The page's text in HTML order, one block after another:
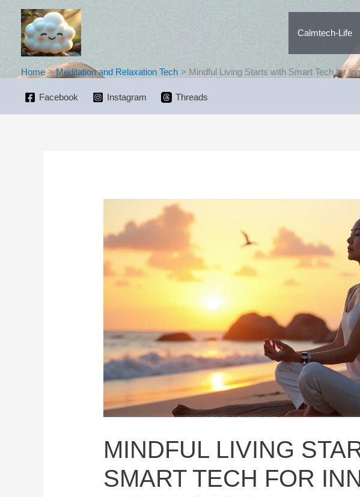
content
Calmtech-Life
Home Meditation and Relaxation Tech Mindful Living Starts with Smart Tech for
Facebook Instagram Threads
MINDFUL LIVING
SMART TECH FOR